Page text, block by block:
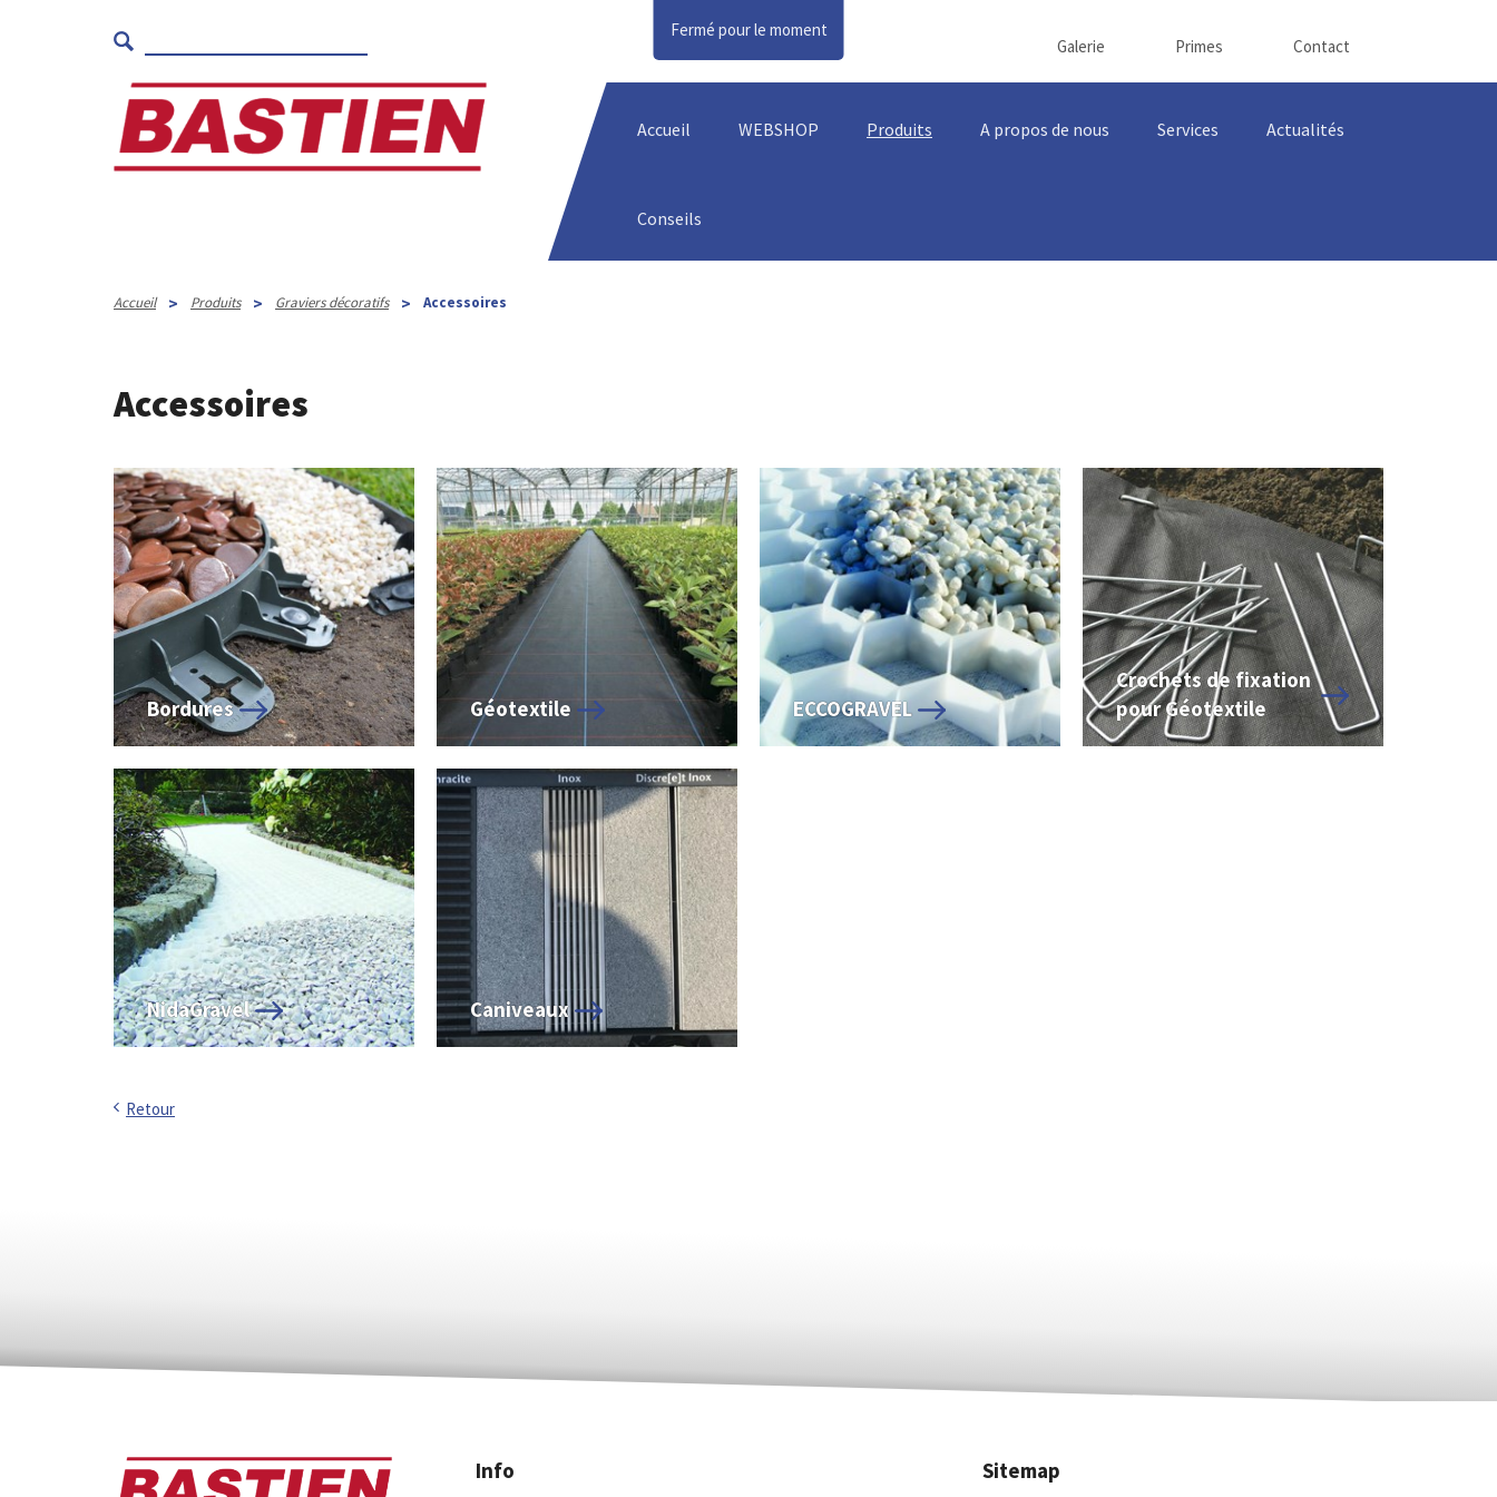
Fermé pour le moment
Galerie Primes Contact
Accueil WEBSHOP Produits A propos de nous Services Actualités
Conseils
Accueil > Produits > Graviers décoratifs > Accessoires
Accessoires
Bordures Géotextile ECCOGRAVEL
Crochets de fixation
pour Géotextile
NidaGravel Caniveaux
Retour
Info Sitemap